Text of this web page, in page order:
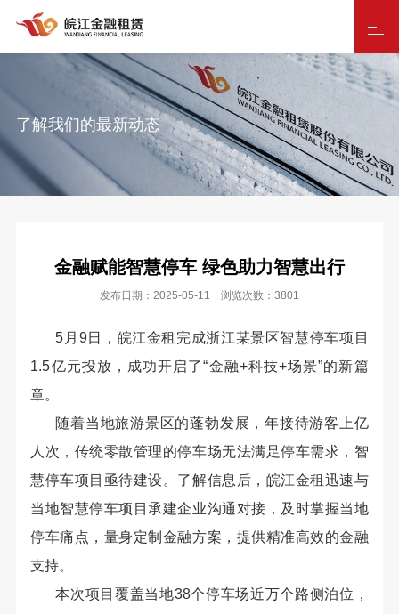
了解我们的最新动态
金融赋能智慧停车 绿色助力智慧出行
发布日期：2025-05-11 浏览次数：3801
5月9日，皖江金租完成浙江某景区智慧停车项目
1.5亿元投放，成功开启了“金融+科技+场景”的新篇
章。
随着当地旅游景区的蓬勃发展，年接待游客上亿
人次，传统零散管理的停车场无法满足停车需求，智
慧停车项目亟待建设。了解信息后，皖江金租迅速与
当地智慧停车项目承建企业沟通对接，及时掌握当地
停车痛点，量身定制金融方案，提供精准高效的金融
支持。
本次项目覆盖当地38个停车场近万个路侧泊位，